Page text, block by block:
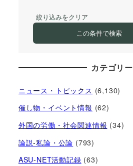
絞り込みをクリア
この条件で検索
カテゴリー
ニュース・トピックス (6,130)
催し物・イベント情報 (62)
外国の労働・社会関連情報 (34)
論説-私論・公論 (793)
ASU-NET活動記録 (63)